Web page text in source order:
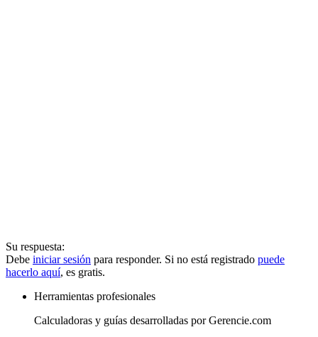
Su respuesta:
Debe iniciar sesión para responder. Si no está registrado puede
hacerlo aquí, es gratis.
Herramientas profesionales
Calculadoras y guías desarrolladas por Gerencie.com